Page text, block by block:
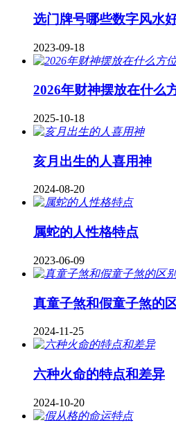
选门牌号哪些数字风水
2023-09-18
2026年财神摆放在什么
2025-10-18
亥月出生的人喜用神
2024-08-20
属蛇的人性格特点
2023-06-09
真童子煞和假童子煞的
2024-11-25
六种火命的特点和差异
2024-10-20